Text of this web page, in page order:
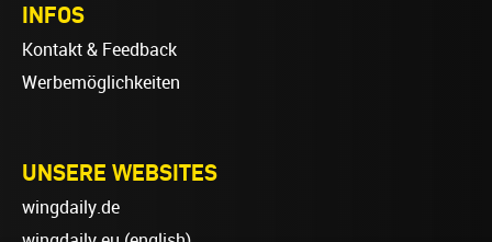
INFOS
Kontakt & Feedback
Werbemöglichkeiten
UNSERE WEBSITES
wingdaily.de